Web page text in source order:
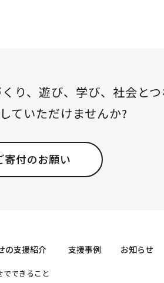
り、 遊び、学び、社会と
ていただけませんか?
寄付のお願い
の支援紹介
でできること
支援事例 お知らせ